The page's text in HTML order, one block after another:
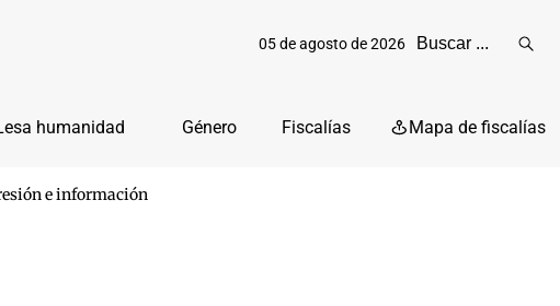
05 de agosto de 2026
humanidad Género Fiscalías Mapa de fiscalías
e información